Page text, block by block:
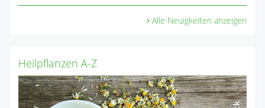
Alle Neuigkeiten anzeigen
Heilpflanzen A-Z